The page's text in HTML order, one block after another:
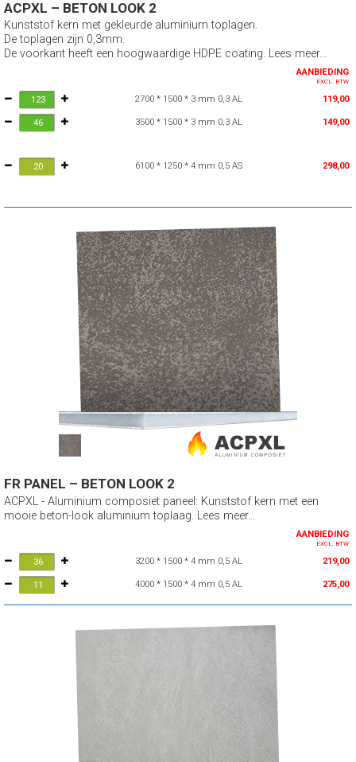
ACPXL – BETON LOOK 2
Kunststof kern met gekleurde aluminium toplagen.
De toplagen zijn 0,3mm.
De voorkant heeft een hoogwaardige HDPE coating. Lees meer...
AANBIEDING
EXCL. BTW
2700 * 1500 * 3 mm 0,3 AL 119,00
3500 * 1500 * 3 mm 0,3 AL 149,00
6100 * 1250 * 4 mm 0,5 AS 298,00
FR PANEL – BETON LOOK 2
ACPXL - Aluminium composiet paneel: Kunststof kern met een
mooie beton-look aluminium toplaag. Lees meer...
AANBIEDING
EXCL. BTW
3200 * 1500 * 4 mm 0,5 AL 219,00
4000 * 1500 * 4 mm 0,5 AL 275,00